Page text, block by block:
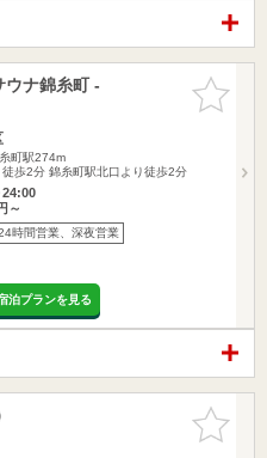
お気に入
りに追加
ウナ錦糸町 -
町駅274m
歩2分 錦糸町駅北口より徒歩2分
24:00
～
時間営業、深夜営業
泊プランを見る
お気に入
りに追加